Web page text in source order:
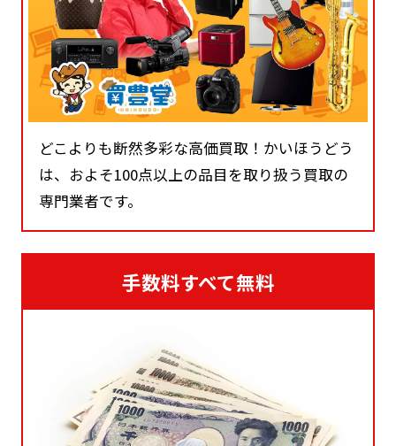
どこよりも断然多彩な高価買取！かいほうどう
は、およそ100点以上の品目を取り扱う買取の
専門業者です。
手数料すべて無料